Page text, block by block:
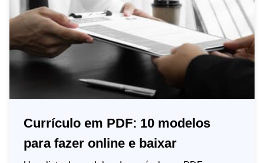
Currículo em PDF: 10 modelos
para fazer online e baixar